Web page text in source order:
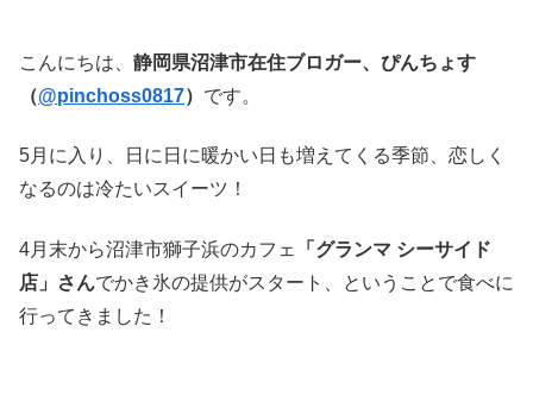
こんにちは、 静岡県沼津市在住ブロガー、ぴんちょす
（@pinchoss0817） です。
5月に入り、日に日に暖かい日も増えてくる季節、恋しく
なるのは冷たいスイーツ！
4月末から沼津市獅子浜のカフェ
「グランマ シーサイド
店」さんでかき氷の提供がスタート、ということで食べに
行ってきました！